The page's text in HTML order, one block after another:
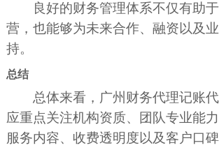
良好的财务管理体系不仅有助
营，也能够为未来合作、融资以及
持。
总结
总体来看，广州财务代理记账
应重点关注机构资质、团队专业能力
服务内容、收费透明度以及客户口碑